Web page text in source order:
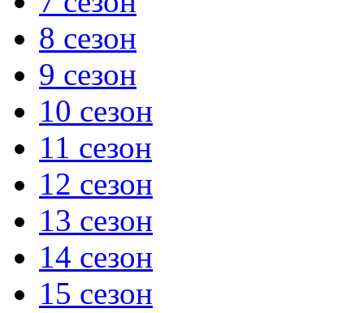
8 сезон
9 сезон
10 сезон
11 сезон
12 сезон
13 сезон
14 сезон
15 сезон